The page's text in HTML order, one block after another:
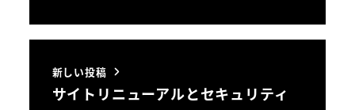
新しい投稿
サイトリニューアルとセキュリティ